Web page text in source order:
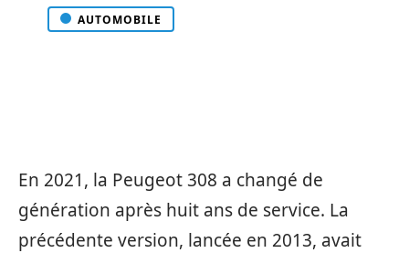
AUTOMOBILE
En 2021, la Peugeot 308 a changé de
génération après huit ans de service. La
précédente version, lancée en 2013, avait